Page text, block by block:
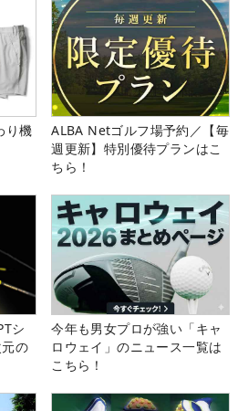
り機
ALBA Netゴルフ場予約／【毎
週更新】特別優待プランはこ
ちら！
シ
の
今年も男女プロが強い「キャ
ロウェイ」のニュース一覧は
こちら！